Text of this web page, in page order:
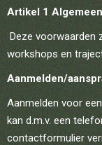
Artikel 1 Algemeen
Deze voorwaarden
workshops en
Aanmelden/
Aanmelden voor
kan d.m.v. een
contactformulier